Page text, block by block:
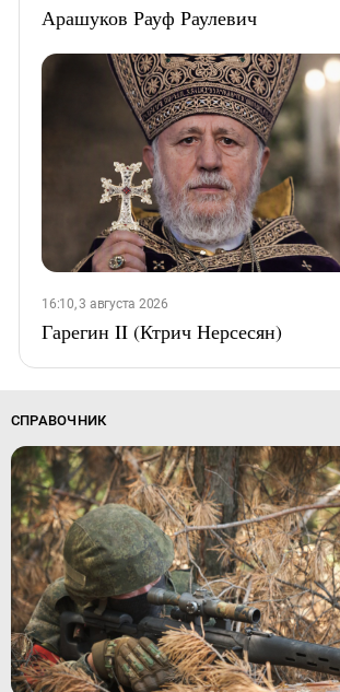
Арашуков Рауф Раулевич
16:10, 3 августа 2026
Гарегин II (Ктрич Нерсесян)
СПРАВОЧНИК